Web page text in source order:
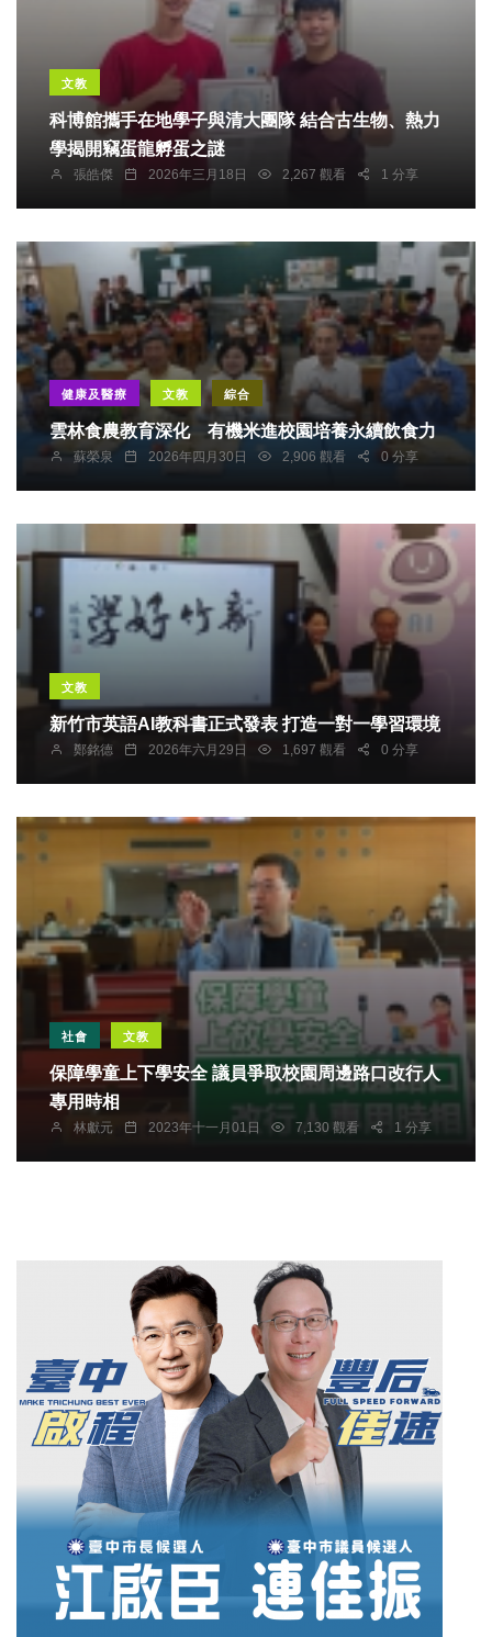
文教
科博館攜手在地學子與清大團隊 結合古生物、熱力
學揭開竊蛋龍孵蛋之謎
張皓傑 2026年三月18日 2,267 觀看 1 分享
健康及醫療 文教 綜合
雲林食農教育深化 有機米進校園培養永續飲食力
蘇榮泉 2026年四月30日 2,906 觀看 0 分享
文教
新竹市英語AI教科書正式發表 打造一對一學習環境
鄭銘德 2026年六月29日 1,697 觀看 0 分享
社會 文教
保障學童上下學安全 議員爭取校園周邊路口改行人
專用時相
林獻元 2023年十一月01日 7,130 觀看 1 分享